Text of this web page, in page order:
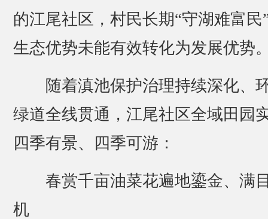
的江尾社区，村民长期“守湖难富民
生态优势未能有效转化为发展优势
随着滇池保护治理持续深化、
绿道全线贯通，江尾社区全域田园
四季有景、四季可游：
春赏千亩油菜花遍地鎏金、满
机